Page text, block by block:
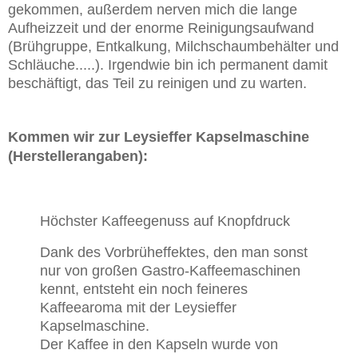
gekommen, außerdem nerven mich die lange
Aufheizzeit und der enorme Reinigungsaufwand
(Brühgruppe, Entkalkung, Milchschaumbehälter und
Schläuche.....). Irgendwie bin ich permanent damit
beschäftigt, das Teil zu reinigen und zu warten.
Kommen wir zur Leysieffer Kapselmaschine
(Herstellerangaben):
Höchster Kaffeegenuss auf Knopfdruck
Dank des Vorbrüheffektes, den man sonst
nur von großen Gastro-Kaffeemaschinen
kennt, entsteht ein noch feineres
Kaffeearoma mit der Leysieffer
Kapselmaschine.
Der Kaffee in den Kapseln wurde von